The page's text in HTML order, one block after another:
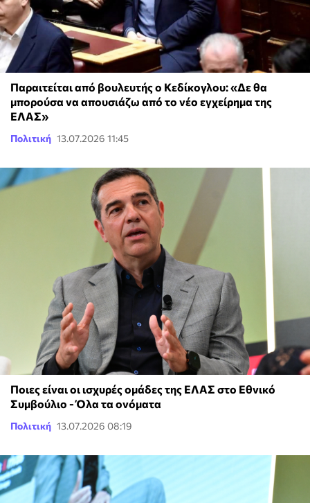
Παραιτείται από βουλευτής ο Κεδίκογλου: «Δε θα
μπορούσα να απουσιάζω από το νέο εγχείρημα της
ΕΛΑΣ»
Πολιτική 13.07.2026 11:45
Ποιες είναι οι ισχυρές ομάδες της ΕΛΑΣ στο Εθνικό
Συμβούλιο - Όλα τα ονόματα
Πολιτική 13.07.2026 08:19